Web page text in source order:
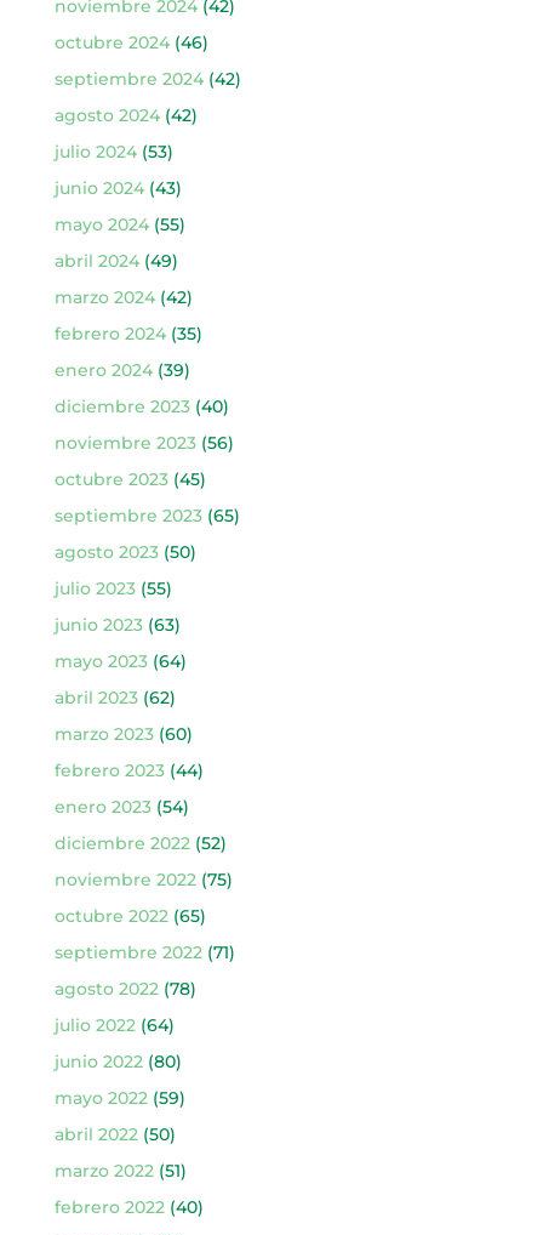
noviembre 2024(42)
octubre 2024(46)
septiembre 2024(42)
agosto 2024(42)
julio 2024(53)
junio 2024(43)
mayo 2024(55)
abril 2024(49)
marzo 2024(42)
febrero 2024(35)
enero 2024(39)
diciembre 2023(40)
noviembre 2023(56)
octubre 2023(45)
septiembre 2023(65)
agosto 2023(50)
julio 2023(55)
junio 2023(63)
mayo 2023(64)
abril 2023(62)
marzo 2023(60)
febrero 2023(44)
enero 2023(54)
diciembre 2022(52)
noviembre 2022(75)
octubre 2022(65)
septiembre 2022(71)
agosto 2022(78)
julio 2022(64)
junio 2022(80)
mayo 2022(59)
abril 2022(50)
marzo 2022(51)
febrero 2022(40)